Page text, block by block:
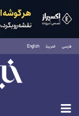
فارسی العربية English